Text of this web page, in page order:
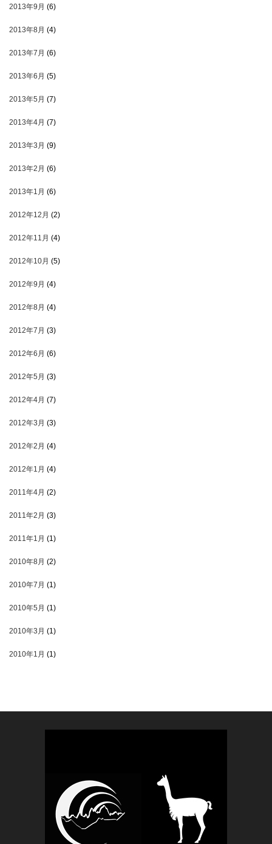
2013年9月 (6)
2013年8月 (4)
2013年7月 (6)
2013年6月 (5)
2013年5月 (7)
2013年4月 (7)
2013年3月 (9)
2013年2月 (6)
2013年1月 (6)
2012年12月 (2)
2012年11月 (4)
2012年10月 (5)
2012年9月 (4)
2012年8月 (4)
2012年7月 (3)
2012年6月 (6)
2012年5月 (3)
2012年4月 (7)
2012年3月 (3)
2012年2月 (4)
2012年1月 (4)
2011年4月 (2)
2011年2月 (3)
2011年1月 (1)
2010年8月 (2)
2010年7月 (1)
2010年5月 (1)
2010年3月 (1)
2010年1月 (1)